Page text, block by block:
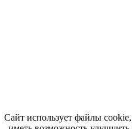
Сайт использует файлы